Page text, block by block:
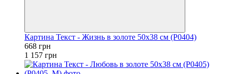
Картина Текст - Жизнь в золоте 50x38 см (P0404)
668 грн
1 157 грн